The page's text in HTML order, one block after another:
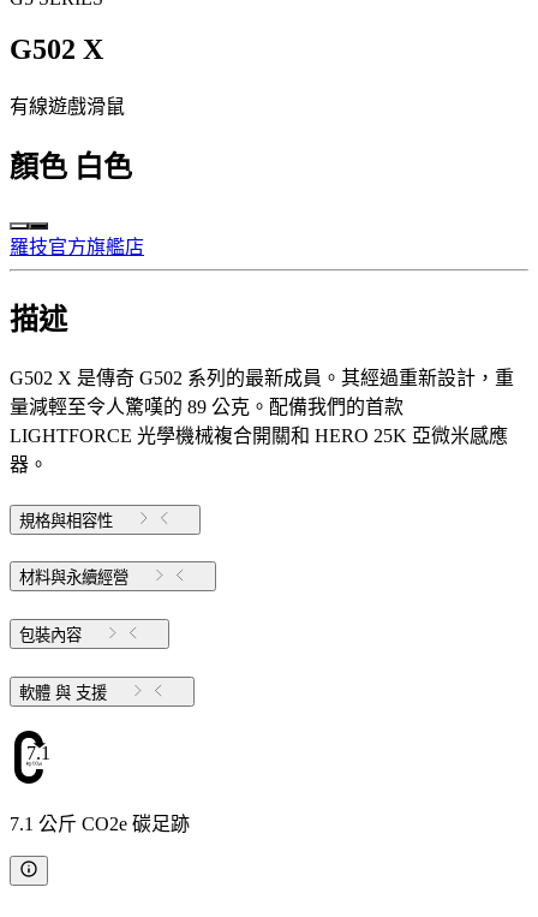
G502 X
有線遊戲滑鼠
顏色 白色
羅技官方旗艦店
描述
G502 X 是傳奇 G502 系列的最新成員。其經過重新設計，重
量減輕至令人驚嘆的 89 公克。配備我們的首款
LIGHTFORCE 光學機械複合開關和 HERO 25K 亞微米感應
器。
規格與相容性
材料與永續經營
包裝內容
軟體 與 支援
7.1
7.1 公斤 CO2e 碳足跡